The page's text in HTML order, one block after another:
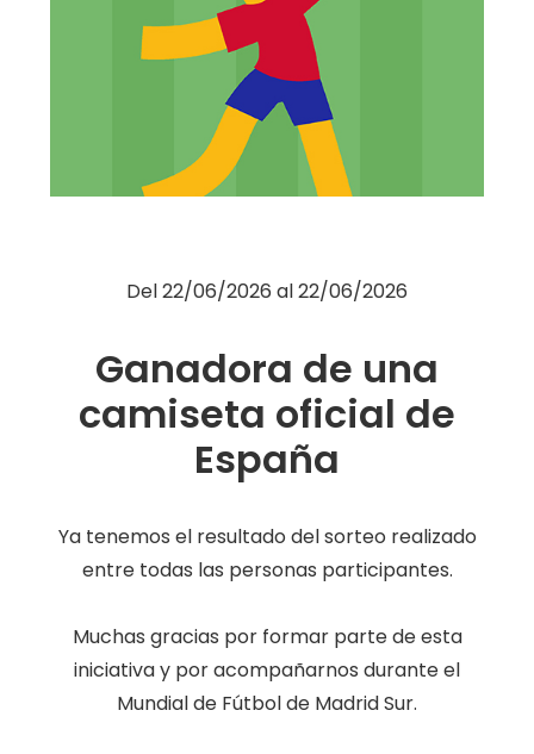
Restauración
Ocio
Hipermercado
Telefonía
Otros
Del22/06/2026 al22/06/2026
Ganadora de una
camiseta oficial de
España
Ya tenemos el resultado del sorteo realizado
entre todas las personas participantes.
Muchas gracias por formar parte de esta
iniciativa y por acompañarnos durante el
Mundial de Fútbol de Madrid Sur.